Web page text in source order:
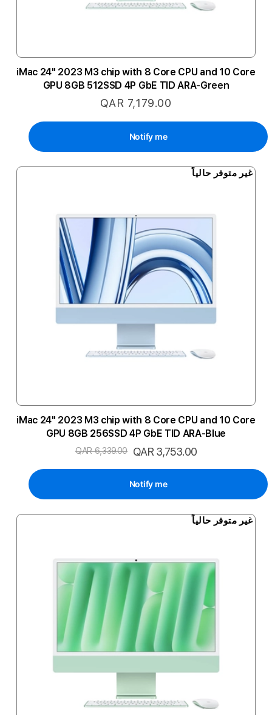
iMac 24" 2023 M3 chip with 8 Core CPU and 10 Core
GPU 8GB 512SSD 4P GbE TID ARA-Green
QAR 7,179.00
Notify me
غير متوفر حالياً
iMac 24" 2023 M3 chip with 8 Core CPU and 10 Core
GPU 8GB 256SSD 4P GbE TID ARA-Blue
السعر
QAR 3,753.00
QAR 6,339.00
Notify me
غير متوفر حالياً